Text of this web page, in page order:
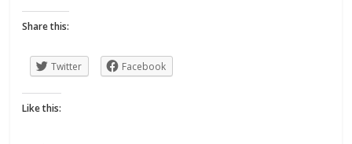
Share this:
Twitter Facebook
Like this: